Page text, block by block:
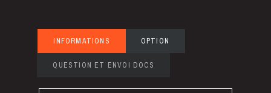
INFORMATIONS OPTION
QUESTION ET ENVOI DOCS